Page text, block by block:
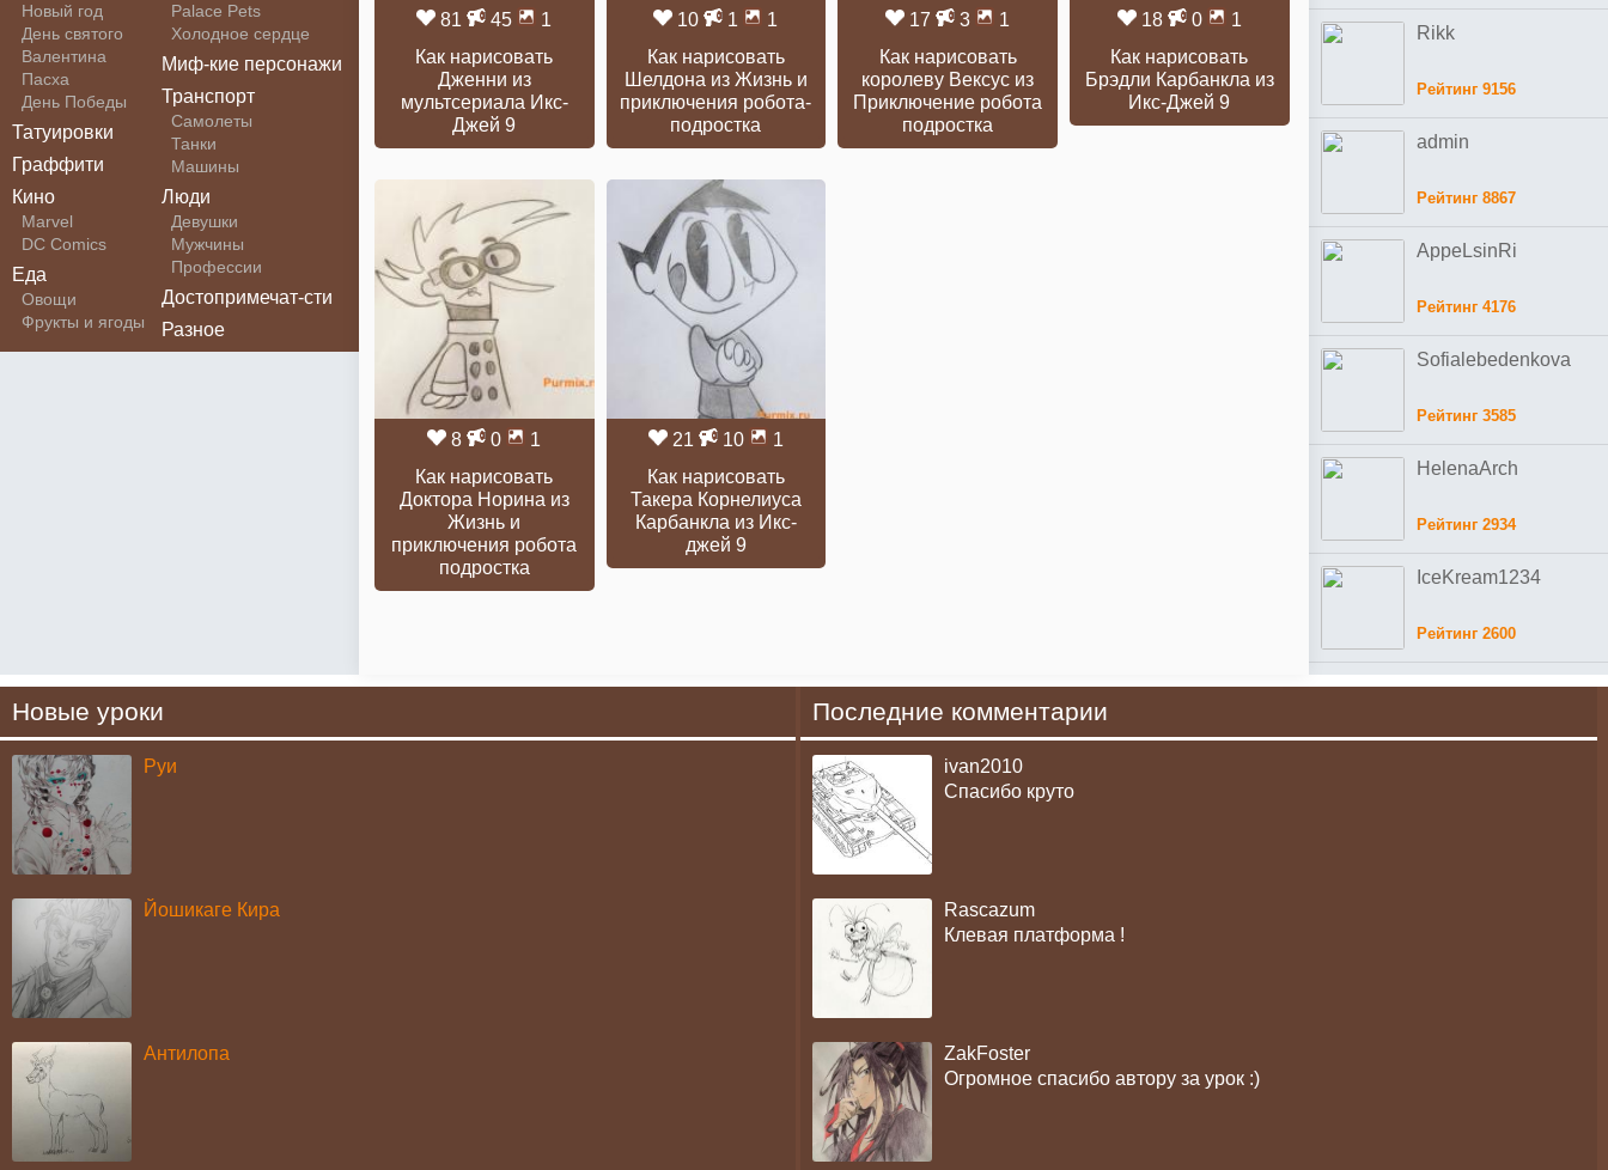
Новый год
День святого
Валентина
Пасха
День Победы
Татуировки
Граффити
Кино
Marvel
DC Comics
Еда
Овощи
Фрукты и ягоды
Palace Pets
Холодное сердце
Миф-кие персонажи
Транспорт
Самолеты
Танки
Машины
Люди
Девушки
Мужчины
Профессии
Достопримечат-сти
Разное
81 45
1
Как нарисовать
Дженни из
мультсериала Икс-
Джей 9
10 1
1
Как нарисовать
Шелдона из Жизнь и
приключения робота-
подростка
17 3
1
Как нарисовать
королеву Вексус из
Приключение робота
подростка
18 0
1
Как нарисовать
Брэдли Карбанкла из
Икс-Джей 9
8 0
1
Как нарисовать
Доктора Норина из
Жизнь и
приключения робота
подростка
21 10
1
Как нарисовать
Такера Корнелиуса
Карбанкла из Икс-
джей 9
Rikk
Рейтинг 9156
admin
Рейтинг 8867
AppeLsinRi
Рейтинг 4176
Sofialebedenkova
Рейтинг 3585
HelenaArch
Рейтинг 2934
IceKream1234
Рейтинг 2600
Новые уроки
Руи
Йошикаге Кира
Антилопа
Последние комментарии
ivan2010
Спасибо круто
Rascazum
Клевая платформа !
ZakFoster
Огромное спасибо автору за урок :)